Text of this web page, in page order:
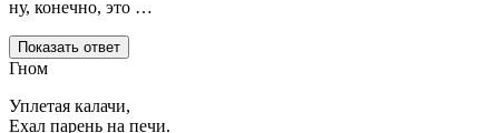
ну, конечно, это …
Показать ответ
Гном
Уплетая калачи,
Ехал парень на печи.